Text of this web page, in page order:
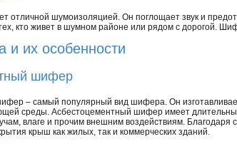
отличной шумоизоляцией. Он поглощает звук и
кто живет в шумном районе или рядом с дорогой.
их особенности
шифер
– самый популярный вид шифера. Он
среды. Асбестоцементный шифер имеет
влаге и прочим внешним воздействиям.
крыш как жилых, так и коммерческих зданий.